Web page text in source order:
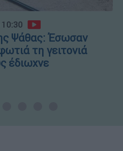
Ψάθας: Έσωσαν
τη γειτονιά
έδιωχνε